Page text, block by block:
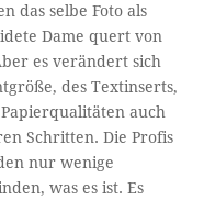
das selbe Foto als
Dame quert von
es verändert sich
des Textinserts,
auch
Schritten. Die Profis
nur wenige
was es ist. Es